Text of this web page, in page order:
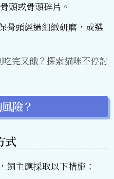
頭或骨頭碎片。
骨頭經過細緻研磨，或選
完又餓？探索貓咪不停討
險？
式
飼主應採取以下措施：